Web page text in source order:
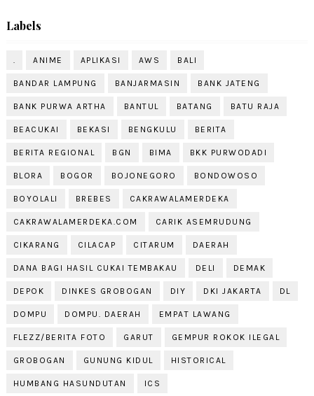
Labels
. ANIME APLIKASI AWS BALI
BANDAR LAMPUNG BANJARMASIN BANK JATENG
BANK PURWA ARTHA BANTUL BATANG BATU RAJA
BEACUKAI BEKASI BENGKULU BERITA
BERITA REGIONAL BGN BIMA BKK PURWODADI
BLORA BOGOR BOJONEGORO BONDOWOSO
BOYOLALI BREBES CAKRAWALAMERDEKA
CAKRAWALAMERDEKA.COM CARIK ASEMRUDUNG
CIKARANG CILACAP CITARUM DAERAH
DANA BAGI HASIL CUKAI TEMBAKAU DELI DEMAK
DEPOK DINKES GROBOGAN DIY DKI JAKARTA DL
DOMPU DOMPU. DAERAH EMPAT LAWANG
FLEZZ/BERITA FOTO GARUT GEMPUR ROKOK ILEGAL
GROBOGAN GUNUNG KIDUL HISTORICAL
HUMBANG HASUNDUTAN ICS